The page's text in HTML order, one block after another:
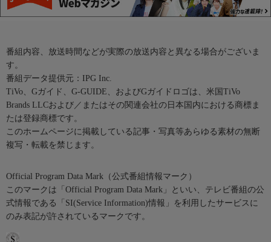
番組内容、放送時間などが実際の放送内容と異なる場合がございま
す。
番組データ提供元：IPG Inc.
TiVo、Gガイド、G-GUIDE、およびGガイドロゴは、米国TiVo
Brands LLCおよび／またはその関連会社の日本国内における商標ま
たは登録商標です。
このホームページに掲載している記事・写真等あらゆる素材の無断
複写・転載を禁じます。
Official Program Data Mark（公式番組情報マーク）
このマークは「Official Program Data Mark」といい、テレビ番組の公
式情報である「SI(Service Information)情報」を利用したサービスに
のみ表記が許されているマークです。